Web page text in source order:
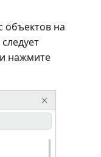
объектов на
нажмите